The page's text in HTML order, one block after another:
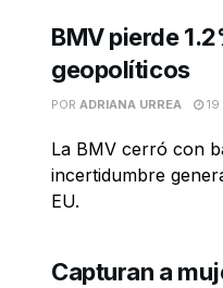
BMV pierde
geopolíticos
POR ADRIANA URREA 19
La BMV cerró con
incertidumbre
EU.
Capturan a